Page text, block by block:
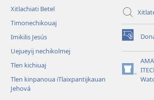
Xitlachiati Betel
Timonechikouaj
Imikilis Jesús
Uejueyij nechikolmej
Tlen kichiuaj
Tlen kinpanoua iTlaixpantijkauan
Jehová
(xiktlapo
okse
ventana)
(xiktlapo